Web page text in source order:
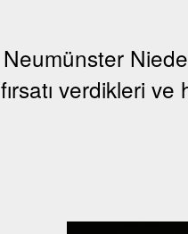
Neumünster
fırsatı verdikleri